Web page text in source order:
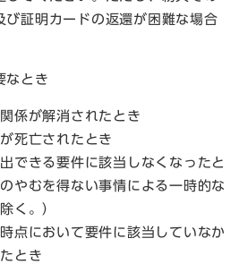
び証明カードの返還が困難な場合
なとき
係が解消されたとき
死亡されたとき
できる要件に該当しなくなったと
やむを得ない事情による一時的な
く。）
点において要件に該当していなか
とき